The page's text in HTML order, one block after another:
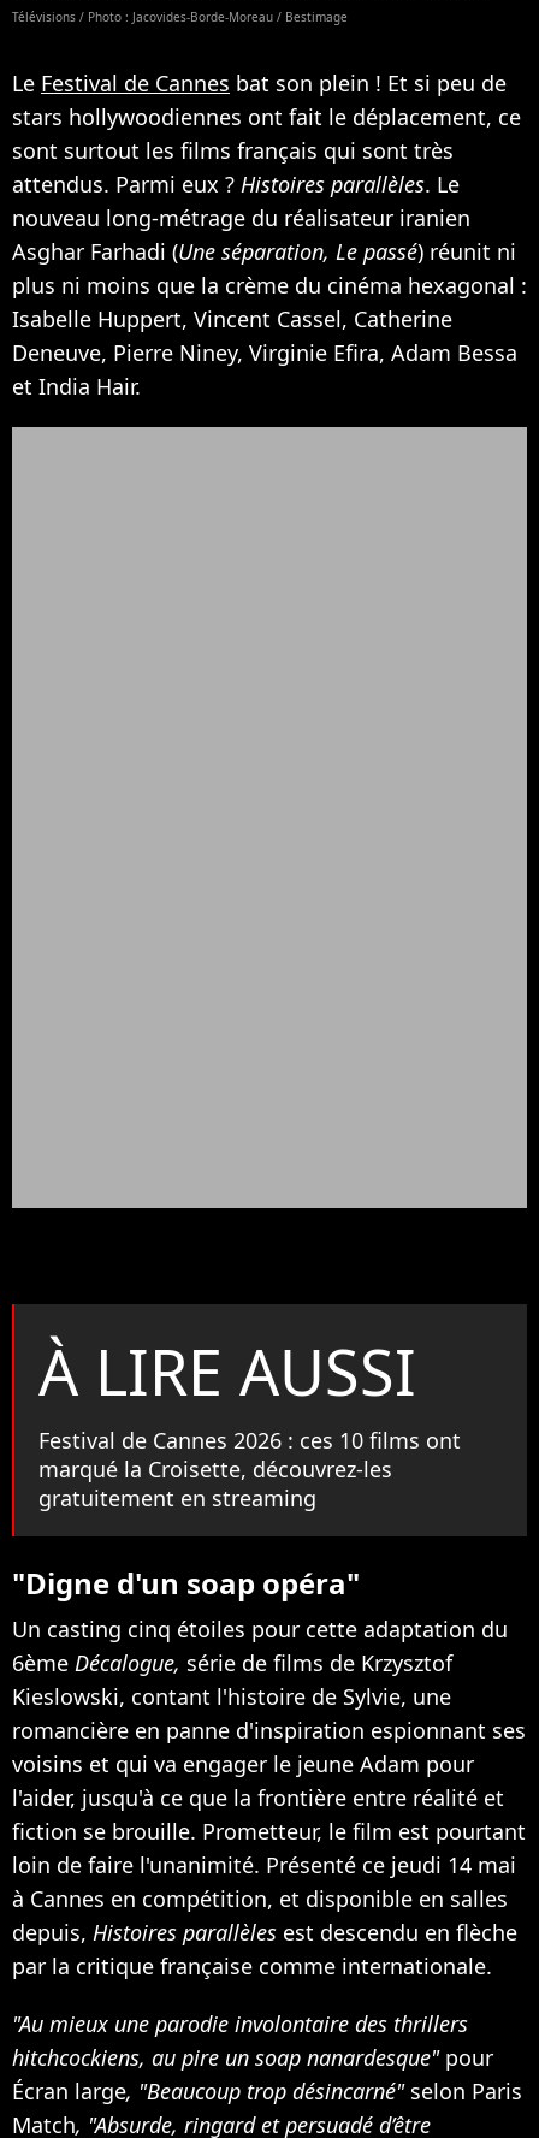
Télévisions / Photo : Jacovides-Borde-Moreau / Bestimage
Le Festival de Cannes bat son plein ! Et si peu de
stars hollywoodiennes ont fait le déplacement, ce
sont surtout les films français qui sont très
attendus. Parmi eux ? Histoires parallèles. Le
nouveau long-métrage du réalisateur iranien
Asghar Farhadi (Une séparation, Le passé) réunit ni
plus ni moins que la crème du cinéma hexagonal :
Isabelle Huppert, Vincent Cassel, Catherine
Deneuve, Pierre Niney, Virginie Efira, Adam Bessa
et India Hair.
À LIRE AUSSI
Festival de Cannes 2026 : ces 10 films ont
marqué la Croisette, découvrez-les
gratuitement en streaming
"Digne d'un soap opéra"
Un casting cinq étoiles pour cette adaptation du
6ème Décalogue, série de films de Krzysztof
Kieslowski, contant l'histoire de Sylvie, une
romancière en panne d'inspiration espionnant ses
voisins et qui va engager le jeune Adam pour
l'aider, jusqu'à ce que la frontière entre réalité et
fiction se brouille. Prometteur, le film est pourtant
loin de faire l'unanimité. Présenté ce jeudi 14 mai
à Cannes en compétition, et disponible en salles
depuis, Histoires parallèles est descendu en flèche
par la critique française comme internationale.
"Au mieux une parodie involontaire des thrillers
hitchcockiens, au pire un soap nanardesque" pour
Écran large, "Beaucoup trop désincarné" selon Paris
Match, "Absurde, ringard et persuadé d’être